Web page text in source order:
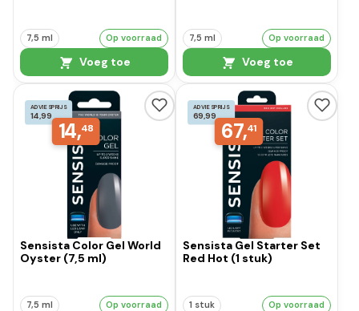
7,5 ml Op voorraad
Voeg toe
7,5 ml Op voorraad
Voeg toe
ADVIESPRIJS
14,99
14,48
Sensista Color Gel World
Oyster (7,5 ml)
7,5 ml Op voorraad
ADVIESPRIJS
69,99
67,41
Sensista Gel Starter Set
Red Hot (1 stuk)
1 stuk Op voorraad